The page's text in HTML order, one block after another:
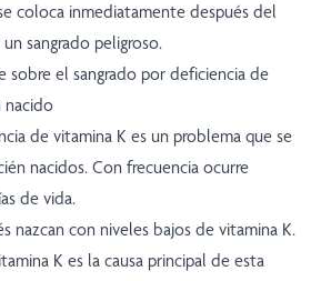
coloca inmediatamente después del
sangrado peligroso.
sobre el sangrado por deficiencia de
nacido
de vitamina K es un problema que se
nacidos. Con frecuencia ocurre
de vida.
nazcan con niveles bajos de vitamina K.
K es la causa principal de esta